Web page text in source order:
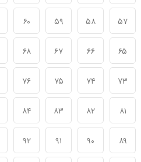
۵۷ ۵۸ ۵۹ ۶۰
۶۵ ۶۶ ۶۷ ۶۸
۷۳ ۷۴ ۷۵ ۷۶
۸۱ ۸۲ ۸۳ ۸۴
۸۹ ۹۰ ۹۱ ۹۲